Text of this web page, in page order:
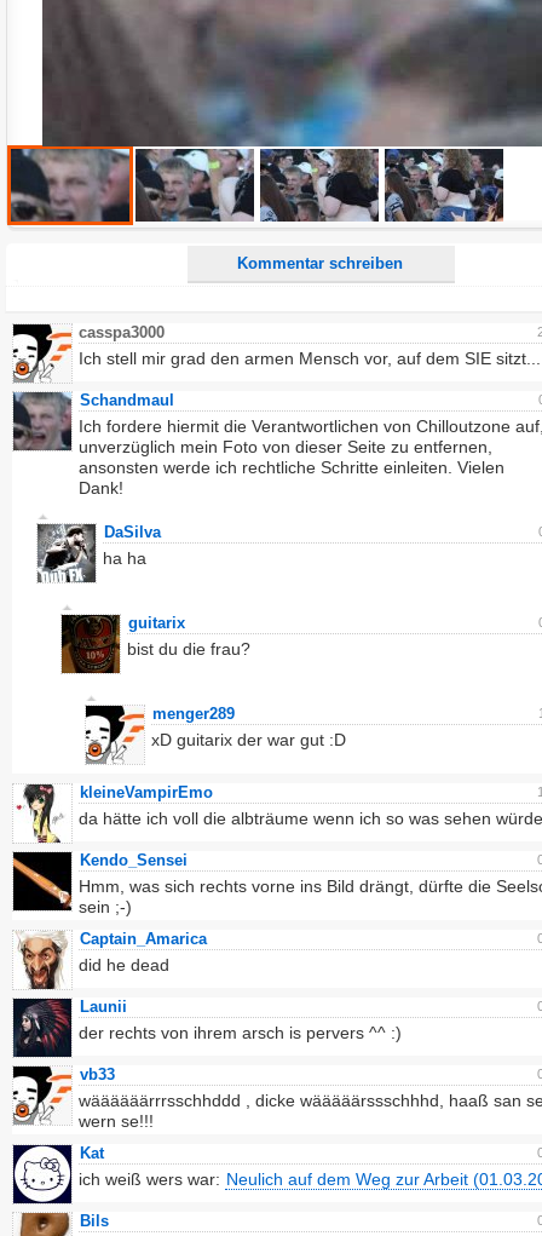
Kommentar schreiben
Alle HTML-Tags außer <br>, <strike> und <i> werden aus Deinem Kommentar entfernt.
URLs werden automatisch umgewandelt. Bitte verwende "www." oder "http://" in URLs
Ich möchte eine E-Mail, wenn zu meinem Kommentar Antworten erscheinen.
Ich möchte eine E-Mail, wenn auf dieser Seite weitere Kommentare erscheinen.
casspa3000
Ich stell mir grad den armen Mensch vor, auf dem SIE
Schandmaul
Ich fordere hiermit die Verantwortlichen von Chilloutzone
unverzüglich mein Foto von dieser Seite zu entfernen,
ansonsten werde ich rechtliche Schritte einleiten. Vielen
Dank!
DaSilva
ha ha
guitarix
bist du die frau?
menger289
xD guitarix der war gut :D
kleineVampirEmo
da hätte ich voll die albträume wenn ich so was sehen würde
Kendo_Sensei
Hmm, was sich rechts vorne ins Bild drängt, dürfte die
sein ;-)
Captain_Amarica
did he dead
Launii
der rechts von ihrem arsch is pervers ^^ :)
vb33
wäääääärrrsschhddd , dicke wääääärssschhhd, haaß san
wern se!!!
Kat
ich weiß wers war: Neulich auf dem Weg zur Arbeit
Bils